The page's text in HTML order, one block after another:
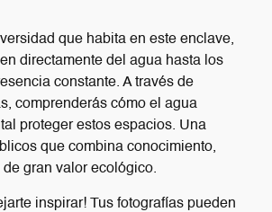
que habita en este enclave,
directamente del agua hasta los
constante. A través de
comprenderás cómo el agua
proteger estos espacios. Una
que combina conocimiento,
gran valor ecológico.
inspirar! Tus fotografías pueden